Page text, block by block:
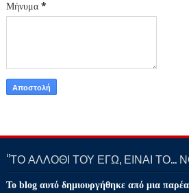
Μήνυμα *
‘’ΤΟ ΑΛΛΟΘΙ ΤΟΥ ΕΓΩ, ΕΙΝΑΙ ΤΟ…
Το blog αυτό δημιουργήθηκε από μια